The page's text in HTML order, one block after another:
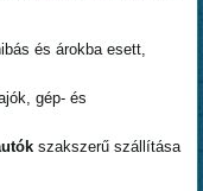
és árokba esett,
gép- és
szakszerű szállítása